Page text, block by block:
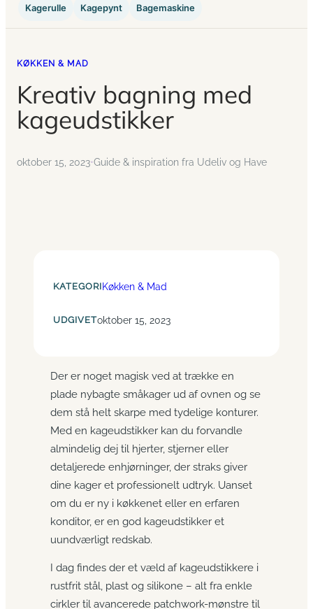
Kagerulle Kagepynt Bagemaskine
KØKKEN & MAD
Kreativ bagning med
kageudstikker
oktober 15, 2023•Guide & inspiration fra Udeliv og Have
KATEGORI Køkken & Mad
UDGIVEToktober 15, 2023
Der er noget magisk ved at trække en
plade nybagte småkager ud af ovnen og se
dem stå helt skarpe med tydelige konturer.
Med en kageudstikker kan du forvandle
almindelig dej til hjerter, stjerner eller
detaljerede enhjørninger, der straks giver
dine kager et professionelt udtryk. Uanset
om du er ny i køkkenet eller en erfaren
konditor, er en god kageudstikker et
uundværligt redskab.
I dag findes der et væld af kageudstikkere i
rustfrit stål, plast og silikone – alt fra enkle
cirkler til avancerede patchwork-mønstre til